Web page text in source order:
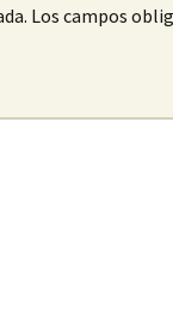
Los campos